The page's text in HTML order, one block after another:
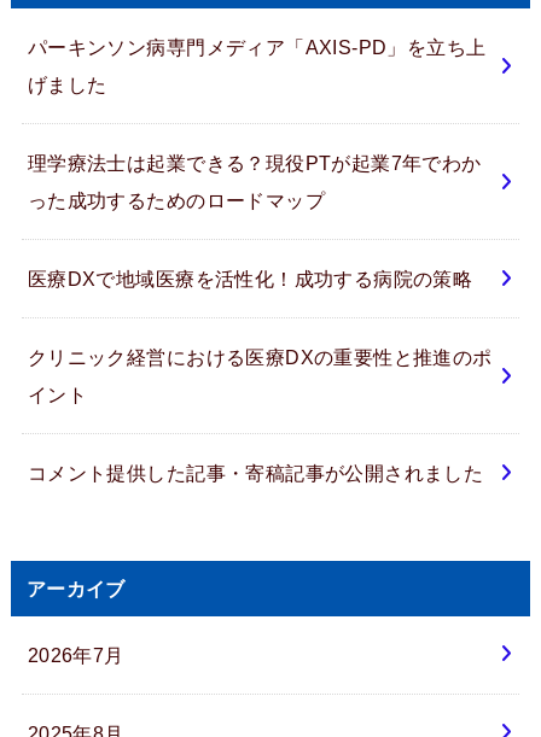
パーキンソン病専門メディア「AXIS-PD」を立ち上
げました
理学療法士は起業できる？現役PTが起業7年でわか
った成功するためのロードマップ
医療DXで地域医療を活性化！成功する病院の策略
クリニック経営における医療DXの重要性と推進のポ
イント
コメント提供した記事・寄稿記事が公開されました
アーカイブ
2026年7月
2025年8月